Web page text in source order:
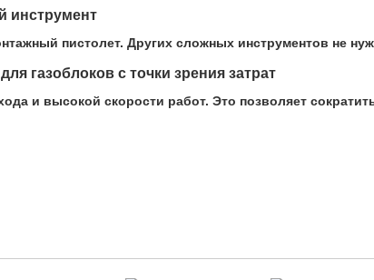
инструмент
пистолет. Других сложных инструментов не
газоблоков с точки зрения затрат
и высокой скорости работ. Это позволяет